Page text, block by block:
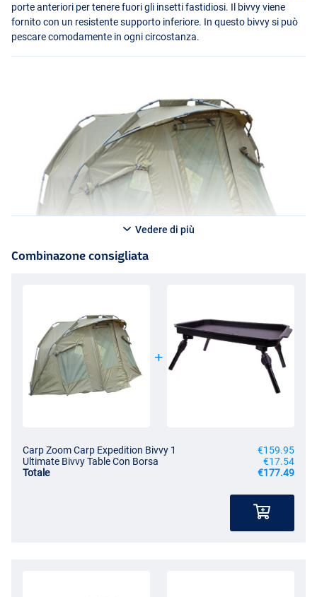
porte anteriori per tenere fuori gli insetti fastidiosi. Il bivvy viene
fornito con un resistente supporto inferiore. In questo bivvy si può
pescare comodamente in ogni circostanza.
Vedere di più
Combinazone consigliata
Carp Zoom Carp Expedition Bivvy 1
€159.95
Ultimate Bivvy Table Con Borsa
€17.54
Totale
€177.49